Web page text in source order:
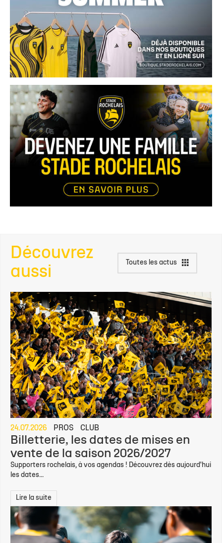
Découvrez
aussi
Toutes les actus
24.07.2026 PROS CLUB
Billetterie, les dates de mises en
vente de la saison 2026/2027
Supporters rochelais, à vos agendas ! Découvrez dès aujourd'hui
les dates...
Lire la suite